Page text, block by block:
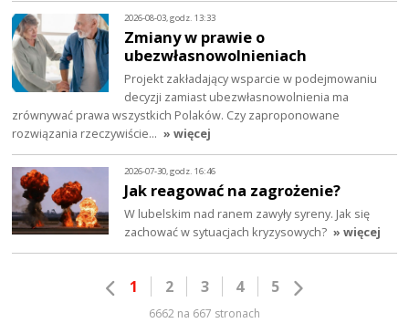
2026-08-03, godz. 13:33
Zmiany w prawie o
ubezwłasnowolnieniach
Projekt zakładający wsparcie w podejmowaniu
decyzji zamiast ubezwłasnowolnienia ma
zrównywać prawa wszystkich Polaków. Czy zaproponowane
rozwiązania rzeczywiście… » więcej
2026-07-30, godz. 16:46
Jak reagować na zagrożenie?
W lubelskim nad ranem zawyły syreny. Jak się
zachować w sytuacjach kryzysowych? » więcej
1 2 3 4 5
6662 na 667 stronach